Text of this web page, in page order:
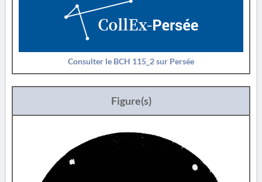
Consulter le BCH 115_2 sur Persée
Figure(s)